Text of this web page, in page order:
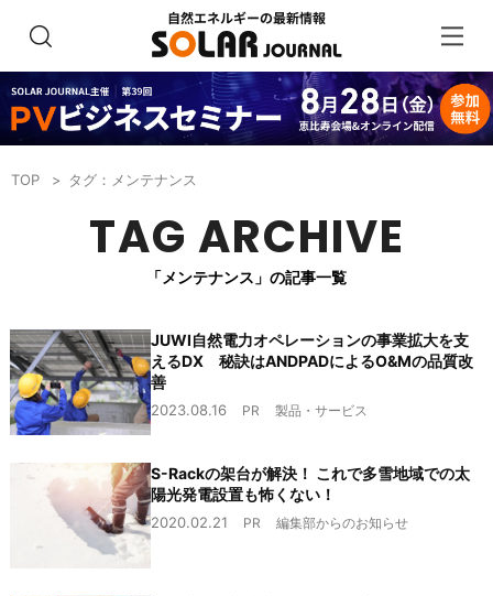
TOP タグ：メンテナンス
TAG ARCHIVE
「メンテナンス」の記事一覧
JUWI自然電力オペレーションの事業拡大を支
えるDX 秘訣はANDPADによるO&Mの品質改
善
2023.08.16 PR 製品・サービス
S-Rackの架台が解決！ これで多雪地域での太
陽光発電設置も怖くない！
2020.02.21 PR 編集部からのお知らせ